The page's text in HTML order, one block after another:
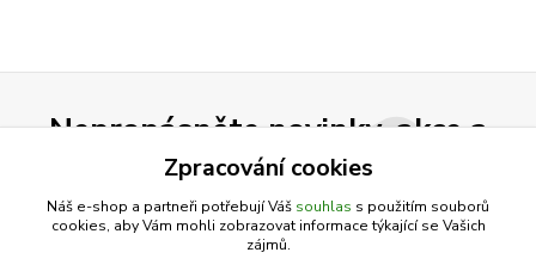
Nepropásněte novinky, akce a
slevy!
Zpracování cookies
Náš e-shop a partneři potřebují Váš souhlas s použitím souborů
cookies, aby Vám mohli zobrazovat informace týkající se Vašich
zájmů.